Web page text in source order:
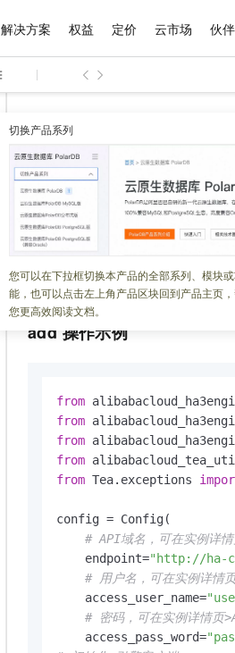
解决方案 权益 定价 云市场 伙伴
切换产品系列
您可以在下拉框切换本产品的全部系列、模块
能，也可以点击左上角产品区块回到产品主页
您更高效阅读文档。
数据推送 Demo
更新时间： 2025-05-12 08:48:04
delete。
add 操作示例
from
from
from
from
from Tea.exceptions
config = Config(
# API域名，可在实例详
    endpoint=
"http://ha-
# 用户名，可在实例详情
    access_user_name=
# 密码，可在实例详情页
    access_pass_word=
大模型
文本生成
Qwen3.8-Max HOT
智能体时代全能旗舰模型
Qwen3.7-Plus
视觉 Coding、空间感知、多模态思考等全面升级
大模型服务
千问AI平台-Token Plan NEW
个人版上线、团队版降价；千问3.8-Max首发发尝鲜
千问AI平台-模型体验
Happy 系列大模型
新一代 AI 视频生成模型，深度适配广告营销等场景
精选产品
大模型服务平台百炼
大模型服务与应用平台
千问大模型
多元化、高性能、安全可靠的大模型服务
无影云电脑
随时随地安全接入的云上超级电脑
云解析DNS
精选解决方案
睿译宝，AI翻译排版一步到位
上传文档即自动完成翻译和格式还原
GLM-5.2：长任务时代开源旗舰模型
真正可用的 1M 上下文,一次完成代码全链路开发
Hermes Agent，打造自进化智能体
自主进化，持久记忆，越用越聪明
快速拥有专属 OpenClaw
普惠上云
普惠上云 官方力荐
云服务器38元/年起，超值低价云产品抢先购
官方推荐返现计划
推荐新用户得奖励，单订单最高返9万
云工开物
高校专属算力普惠，学生认证享300元代金券
免费试用
AI 产品 免费试用
1亿+ 大模型 tokens 和 30+ 款产品免费体验
140+云产品 免费试用
产品新客免费试用，最长12个月
大模型ACA认证体验
助力企业全员 AI 认知与能力提升
产品定价
了解云产品的定价详情
云上成本管理
管理和优化成本
精选商城
网站建设
多端小程序
Salesforce 国际版订阅
友盟天域
观测云
Tuya 物联网平台阿里云版
蓝凌 OA
Tableau 订阅
AI空中课堂在线直播课堂（旗舰版）
生态解决方案
行业生态解决方案
开发者生态解决方案
AI 开发和 AI 应用解决方案
成为销售伙伴
分销伙伴
咨询伙伴
销售伙伴合作计划
Salesforce On Alibaba Cloud
Consulting Partner 合作计划
AI 大模型销售与服务生态合作计划
售前咨询
在线服务
售后服务
自助服务
工单服务
短信专区
为什么选择阿里云
什么是云计算
技术领先
稳定可靠
安全合规
分析师报告
研究报告与白皮书
云开发大赛
入门学习赛